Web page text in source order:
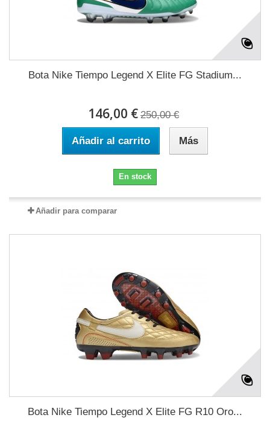
Bota Nike Tiempo Legend X Elite FG Stadium...
146,00 € 250,00 €
Añadir al carrito Más
En stock
Añadir para comparar
Bota Nike Tiempo Legend X Elite FG R10 Oro...